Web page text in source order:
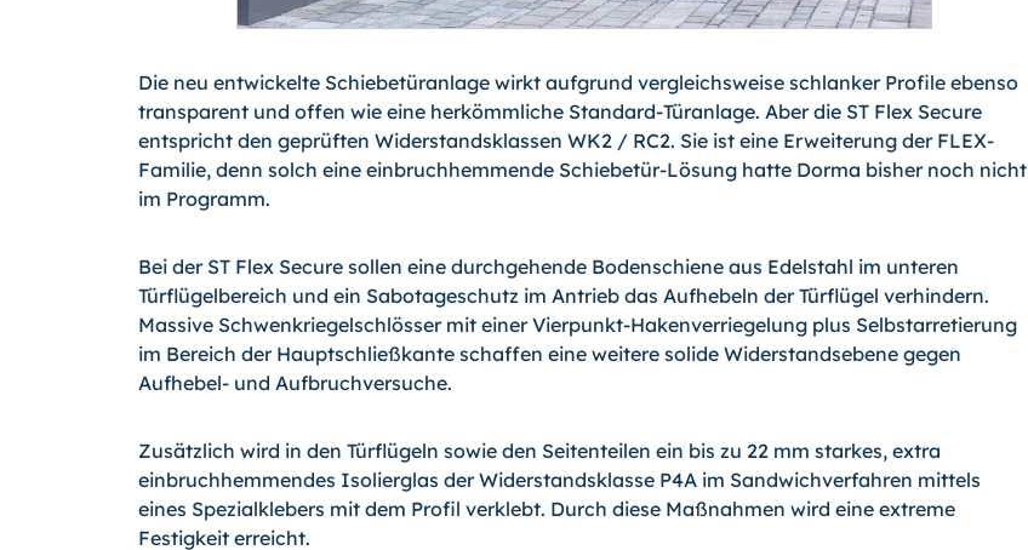
Die neu entwickelte Schiebetüranlage wirkt aufgrund vergleichsweise schlanker Profile ebenso
transparent und offen wie eine herkömmliche Standard-Türanlage. Aber die ST Flex Secure
entspricht den geprüften Widerstandsklassen WK2 / RC2. Sie ist eine Er­weiterung der FLEX-
Familie, denn solch eine einbruchhemmende Schiebetür-Lösung hatte Dorma bisher noch nicht
im Programm.
Bei der ST Flex Secure sollen eine durchgehende Bodenschiene aus Edelstahl im unte­ren
Türflügelbereich und ein Sabotageschutz im Antrieb das Aufhebeln der Türflügel verhindern.
Massive Schwenkriegelschlösser mit einer Vierpunkt-Hakenverriegelung plus Selbstarretierung
im Bereich der Hauptschließkante schaffen eine weitere solide Widerstandsebene gegen
Aufhebel- und Aufbruchversuche.
Zusätzlich wird in den Türflügeln sowie den Seitenteilen ein bis zu 22 mm starkes, ex­tra
einbruchhemmendes Isolierglas der Widerstandsklasse P4A im Sandwichverfahren mittels
eines Spezialklebers mit dem Profil verklebt. Durch diese Maßnahmen wird eine extreme
Festigkeit erreicht.